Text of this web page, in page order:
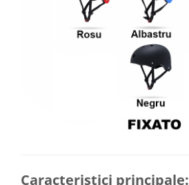
Caracteristici principale: